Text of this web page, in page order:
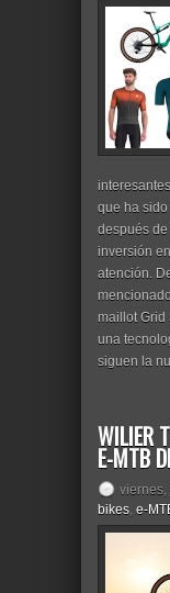
que ha
después
inversión
atención.
maillot Grid
una
siguen la
WILIER
E-MTB
viernes,
bikes, e-